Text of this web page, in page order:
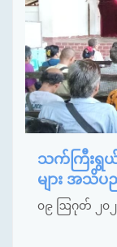
သက်ကြီးရွယ်
များ အသိ
၀၉ ဩဂုတ် ၂၀၂